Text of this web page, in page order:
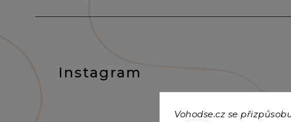
Vohodse.cz se
Instagram